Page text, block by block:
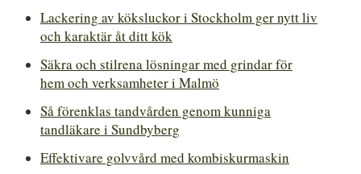
Lackering av köksluckor i Stockholm ger nytt liv
och karaktär åt ditt kök
Säkra och stilrena lösningar med grindar för
hem och verksamheter i Malmö
Så förenklas tandvården genom kunniga
tandläkare i Sundbyberg
Effektivare golvvård med kombiskurmaskin